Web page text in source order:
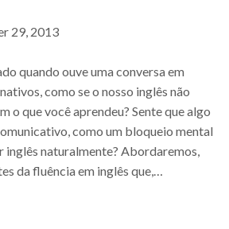
29, 2013
quando ouve uma conversa em
como se o nosso inglês não
o que você aprendeu? Sente que algo
como um bloqueio mental
inglês naturalmente? Abordaremos,
da fluência em inglês que,…